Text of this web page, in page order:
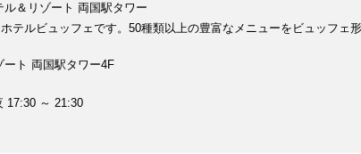
＆リゾート 両国駅タワー
テルビュッフェです。50種類以上の豊富なメニューをビュッフェ
ート 両国駅タワー4F
17:30 ～ 21:30